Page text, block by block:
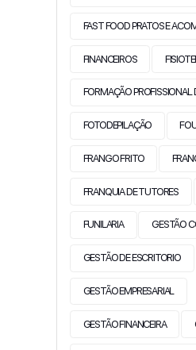
FAST FOOD PRATOS E
FINANCEIROS
FORMAÇÃO PROFISSIONAL
FOTODEPILAÇÃO
FRANGO FRITO
FRANQUIA DE TUTORES
FUNILARIA GESTÃO
GESTÃO DE ESCRITORIO
GESTÃO EMPRESARIAL
GESTÃO FINANCEIRA